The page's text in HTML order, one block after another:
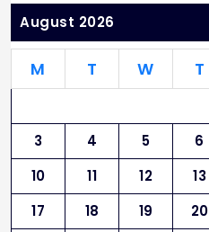
August 2026
M T W T
3
4 5 6
10
11 12 13
17
18 19 20